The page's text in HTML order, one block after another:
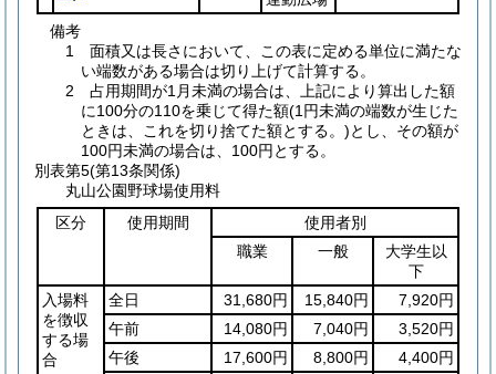
備考
1 面積又は長さにおいて、この表に定める単位に満たな
い端数がある場合は切り上げて計算する。
2 占用期間が1月未満の場合は、上記により算出した額
に100分の110を乗じて得た額(1円未満の端数が生じた
ときは、これを切り捨てた額とする。)とし、その額が
100円未満の場合は、100円とする。
別表第5(第13条関係)
丸山公園野球場使用料
区分
使用期間
使用者別
職業
一般
大学生以
下
入場料
を徴収
する場
合
全日 31,680円 15,840円
7,920円
午前
14,080円 7,040円
3,520円
午後
17,600円 8,800円
4,400円